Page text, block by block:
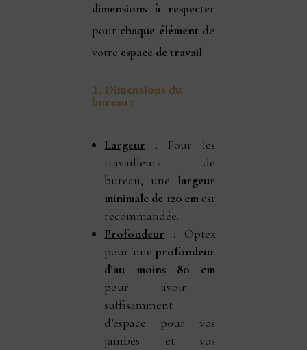
dimensions à respecter
pour chaque élément de
votre espace de travail :
1. Dimensions du
bureau :
Largeur : Pour les
travailleurs de
bureau, une largeur
minimale de 120 cmest
recommandée.
Profondeur : Optez
pour une profondeur
d’au moins 80 cm
pour avoir
suffisamment
d’espace pour vos
jambes et vos